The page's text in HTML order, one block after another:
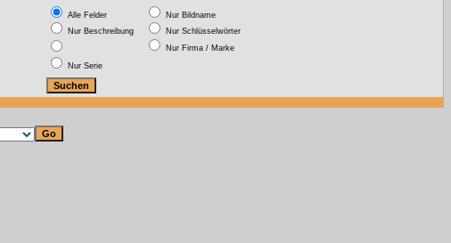
Alle Felder
Nur Bildname
Nur Beschreibung
Nur Schlüsselwörter
Nur Firma / Marke
Nur Serie